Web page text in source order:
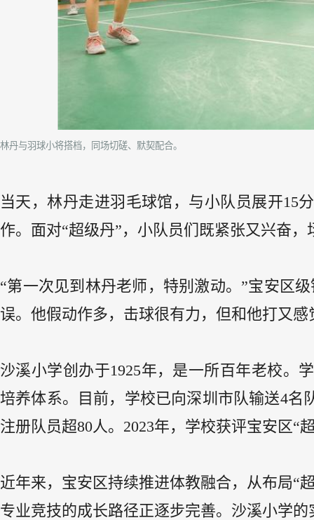
林丹与羽球小将搭档，同场切磋、默契配合。
当天，林丹走进羽毛球馆，与小队员展开15
作。面对“超级丹”，小队员们既紧张又兴奋
“第一次见到林丹老师，特别激动。”宝安区
误。他假动作多，击球很有力，但和他打又感
沙溪小学创办于1925年，是一所百年老校。
培养体系。目前，学校已向深圳市队输送4名
注册队员超80人。2023年，学校获评宝安区“
近年来，宝安区持续推进体教融合，从布局“
专业竞技的成长路径正逐步完善。沙溪小学